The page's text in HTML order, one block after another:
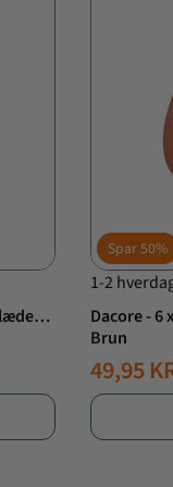
-
Spar50%
1-2
Dacore -
Brun
49,95